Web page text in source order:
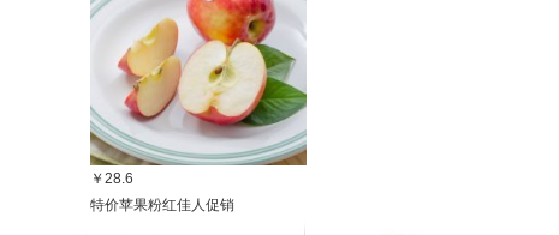
￥28.6
特价苹果粉红佳人促销